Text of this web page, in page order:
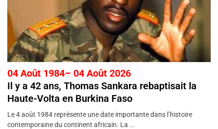
04 Août 1984– 04 Août 2026
Il y a 42 ans, Thomas Sankara rebaptisait la
Haute-Volta en Burkina Faso
Le 4 août 1984 représente une date importante dans l’histoire
contemporaine du continent africain. La ...